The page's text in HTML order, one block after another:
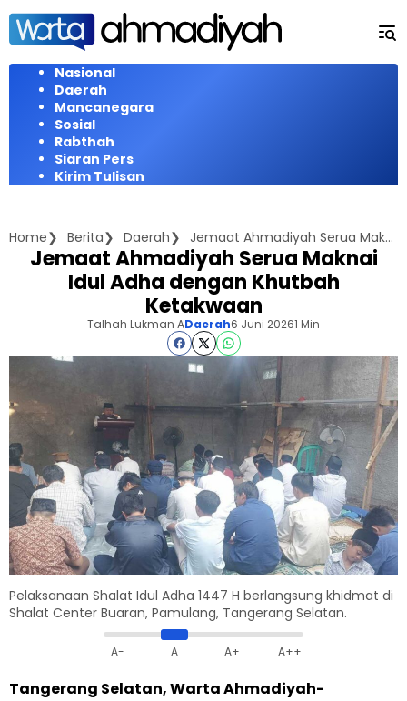
Langsung
konten
Nasional
Daerah
Mancanegara
Sosial
Rabthah
Siaran Pers
Kirim Tulisan
Home Berita Daerah Jemaat Ahmadiyah Serua Maknai Idul Adha dengan Khutbah Ketakwaan
Jemaat Ahmadiyah Serua Maknai
Idul Adha dengan Khutbah
Ketakwaan
Talhah Lukman ADaerah6 Juni 20261 Min
Pelaksanaan Shalat Idul Adha 1447 H berlangsung khidmat di
Shalat Center Buaran, Pamulang, Tangerang Selatan.
A- A A+ A++
Tangerang Selatan, Warta Ahmadiyah-